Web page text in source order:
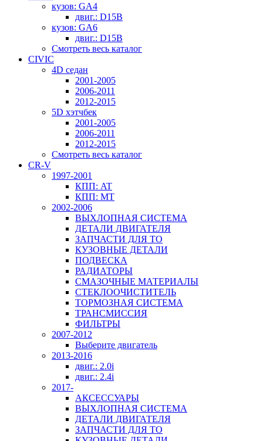
кузов: GA4
двиг.: D15B
кузов: GA6
двиг.: D15B
Смотреть весь каталог
CIVIC
4D седан
2001-2005
2006-2011
2012-2015
5D хэтчбек
2001-2005
2006-2011
2012-2015
Смотреть весь каталог
CR-V
1997-2001
КПП: AT
КПП: MT
2002-2006
ВЫХЛОПНАЯ СИСТЕМА
ДЕТАЛИ ДВИГАТЕЛЯ
ЗАПЧАСТИ ДЛЯ ТО
КУЗОВНЫЕ ДЕТАЛИ
ПОДВЕСКА
РАДИАТОРЫ
СМАЗОЧНЫЕ МАТЕРИАЛЫ
СТЕКЛООЧИСТИТЕЛЬ
ТОРМОЗНАЯ СИСТЕМА
ТРАНСМИССИЯ
ФИЛЬТРЫ
2007-2012
Выберите двигатель
2013-2016
двиг.: 2.0i
двиг.: 2.4i
2017-
АКСЕССУАРЫ
ВЫХЛОПНАЯ СИСТЕМА
ДЕТАЛИ ДВИГАТЕЛЯ
ЗАПЧАСТИ ДЛЯ ТО